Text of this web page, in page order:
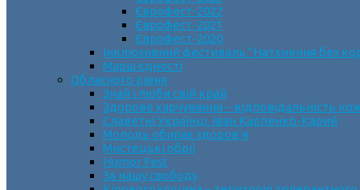
Єврофест-2022
Єврофест-2021
Єврофест-2020
Інклюзивний фестиваль “Натхнення без
Марш єдності
Обласного рівня
Знай і люби свій край
Здорове харчування – відповідальність
Славетні Українці. Іван Карпенко-Карий
Молодь обирає здоров’я
Мистецькі обрії
Humor Fest
За нашу свободу